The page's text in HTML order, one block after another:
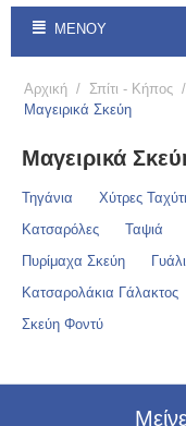
ΜΕΝΟΎ
Αρχική / Σπίτι - Κήπος /
Μαγειρικά Σκεύη
Μαγειρικά
Τηγάνια Χύτρες
Κατσαρόλες
Ταψιά
Πυρίμαχα Σκεύη
Κατσαρολάκια Γάλακτος
Σκεύη Φοντύ